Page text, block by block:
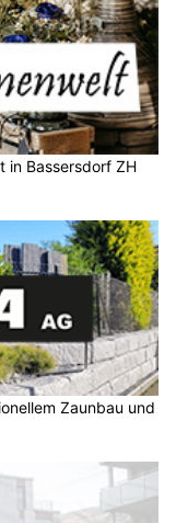
in Bassersdorf ZH
Zaunbau und